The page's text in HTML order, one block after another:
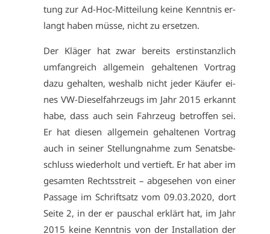
tung zur Ad-Hoc-Mit­tei­lung kei­ne Kennt­nis er­
langt ha­ben müs­se, nicht zu er­set­zen.
Der Klä­ger hat zwar be­reits erst­in­stanz­lich
um­fang­reich all­ge­mein ge­hal­te­nen Vor­trag
da­zu ge­hal­ten, wes­halb nicht je­der Käu­fer ei­
nes VW-Die­sel­fahr­zeugs im Jahr 2015 er­kannt
ha­be, dass auch sein Fahr­zeug be­trof­fen sei.
Er hat die­sen all­ge­mein ge­hal­te­nen Vor­trag
auch in sei­ner Stel­lung­nah­me zum Se­nats­be­
schluss wie­der­holt und ver­tieft. Er hat aber im
ge­sam­ten Rechts­streit – ab­ge­se­hen von ei­ner
Pas­sa­ge im Schrift­satz vom 09.03.2020, dort
Sei­te 2, in der er pau­schal er­klärt hat, im Jahr
2015 kei­ne Kennt­nis von der In­stal­la­ti­on der